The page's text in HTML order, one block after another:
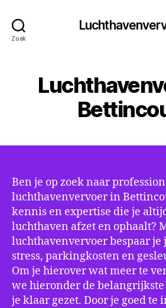
Zoek
Ben je op zoek naar
luchthavenvervoer in
kennis en expertise die je
luchthaven afzet en ophaalt?
luchthavenvervoer bespaar je
stress, parkingkosten en
Om je hierover wat meer te
we hieronder de
je klaar gezet. Door je goed